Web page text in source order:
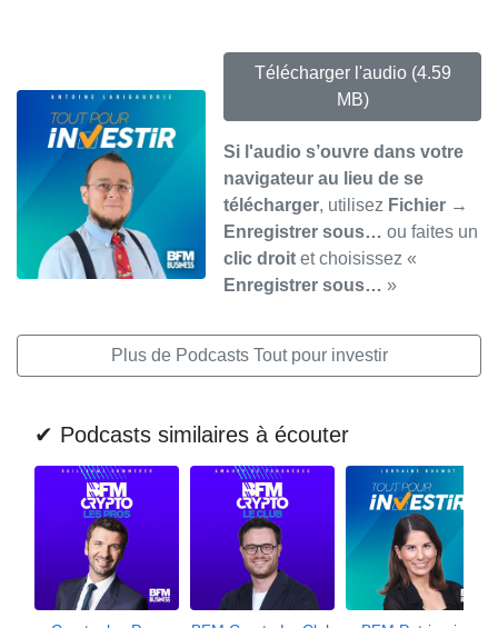
Télécharger l'audio (4.59
MB)
Si l'audio s’ouvre dans votre
navigateur au lieu de se
télécharger, utilisez Fichier →
Enregistrer sous… ou faites un
clic droit et choisissez «
Enregistrer sous… »
Plus de Podcasts Tout pour investir
✔ Podcasts similaires à écouter